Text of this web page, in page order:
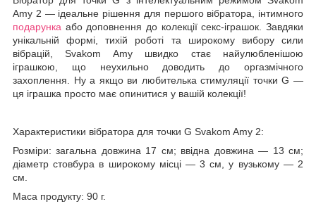
Amy 2 — ідеальне рішення для першого вібратора, інтимного
подарунка або доповнення до колекції секс-іграшок. Завдяки
унікальній формі, тихій роботі та широкому вибору сили
вібрацій, Svakom Amy швидко стає найулюбленішою
іграшкою, що неухильно доводить до оргазмічного
захоплення. Ну а якщо ви любителька стимуляції точки G —
ця іграшка просто має опинитися у вашій колекції!
Характеристики вібратора для точки G Svakom Amy 2:
Розміри: загальна довжина 17 см; ввідна довжина — 13 см;
діаметр стовбура в широкому місці — 3 см, у вузькому — 2
см.
Маса продукту: 90 г.